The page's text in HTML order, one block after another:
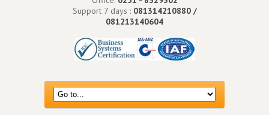
Support 7 days : 081314210880 /
081213140604